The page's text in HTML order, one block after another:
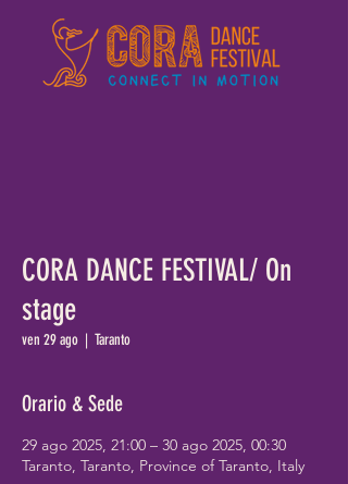
CORA DANCE FESTIVAL/ On
stage
ven 29 ago
  |
Taranto
Orario & Sede
29 ago 2025, 21:00 – 30 ago 2025, 00:30
Taranto, Taranto, Province of Taranto, Italy